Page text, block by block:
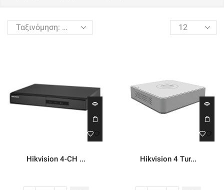
Products
per
Hikvision 4-CH ... Hikvision 4 Tur...